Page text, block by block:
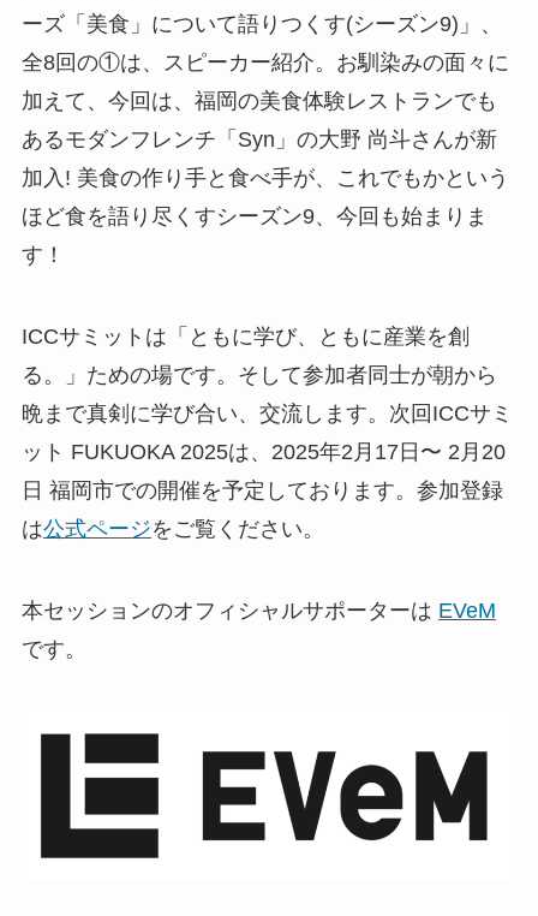
ーズ「美食」について語りつくす(シーズン9)」、
全8回の①は、スピーカー紹介。お馴染みの面々に
加えて、今回は、福岡の美食体験レストランでも
あるモダンフレンチ「Syn」の大野 尚斗さんが新
加入! 美食の作り手と食べ手が、これでもかという
ほど食を語り尽くすシーズン9、今回も始まりま
す！
ICCサミットは「ともに学び、ともに産業を創
る。」ための場です。そして参加者同士が朝から
晩まで真剣に学び合い、交流します。次回ICCサミ
ット FUKUOKA 2025は、2025年2月17日〜 2月20
日 福岡市での開催を予定しております。参加登録
は公式ページをご覧ください。
本セッションのオフィシャルサポーターは EVeM
です。